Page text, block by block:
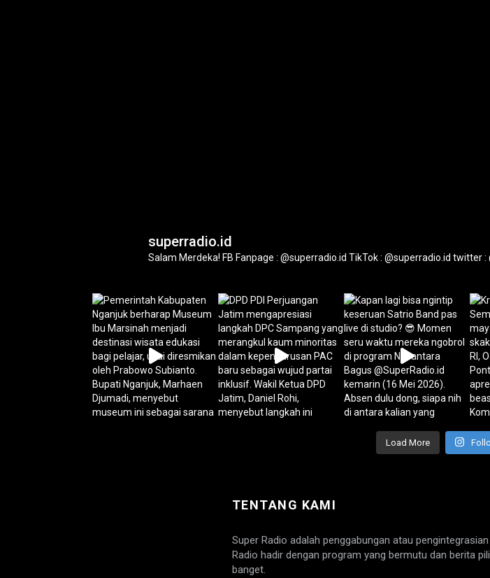
superradio.id
Salam Merdeka! FB Fanpage : @superradio.id TikTok : @superradio.id twitter :
Load More
TENTANG KAMI
Super Radio adalah penggabungan atau
Radio hadir dengan program yang bermutu dan berita
banget.